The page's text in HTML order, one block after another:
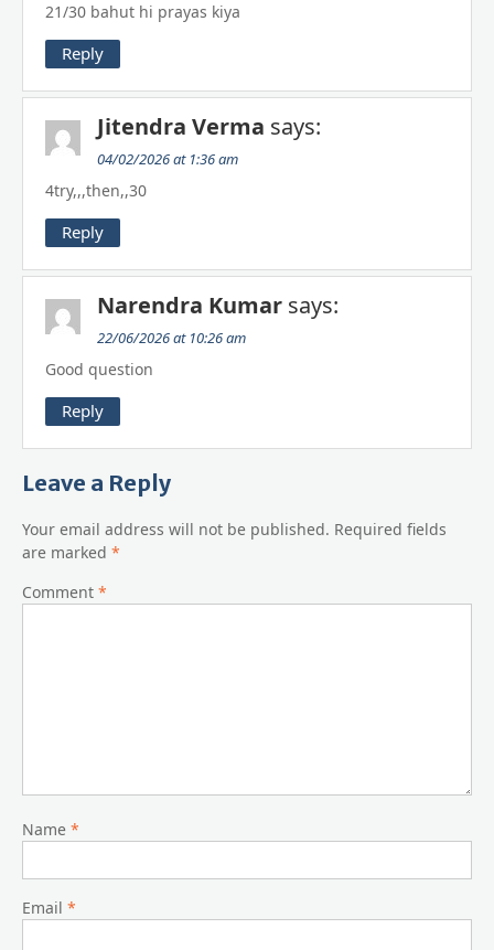
21/30 bahut hi prayas kiya
Reply
Jitendra Verma says:
04/02/2026 at 1:36 am
4try,,,then,,30
Reply
Narendra Kumar says:
22/06/2026 at 10:26 am
Good question
Reply
Leave a Reply
Your email address will not be published. Required fields
are marked *
Comment *
Name *
Email *